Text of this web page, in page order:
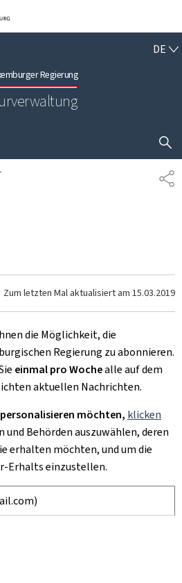
Inhalt
Regierung
DE
Zum letzten Mal aktualisiert am 15.03.2019
die Möglichkeit, die
Regierung zu abonnieren.
einmal pro Wochealle auf dem
aktuellen Nachrichten.
möchten, klicken
und Behörden auszuwählen, deren
erhalten möchten, und um die
Erhalts einzustellen.